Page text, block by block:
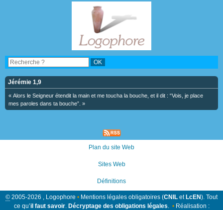
Jérémie 1,9
« Alors le Seigneur étendit la main et me toucha la bouche, et il dit : “Vois, je place
mes paroles dans ta bouche”. »
Plan du site Web
Sites Web
Définitions
© 2005-2026 , Logophore • Mentions légales obligatoires (CNIL et LcEN). Tout
ce qu’il faut savoir. Décryptage des obligations légales. • Réalisation :